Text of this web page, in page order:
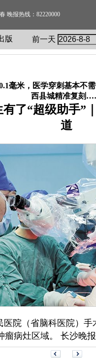
晚报热线：82220000
版 前一天
毫米，医学穿刺基本不
西县城精准复刻
了“超级助手”
道
医院（省脑科医院）手
瘤病灶区域。 长沙晚